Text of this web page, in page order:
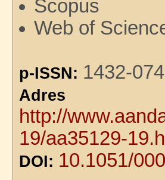
Scopus
Web of
p-ISSN: 1432-
http://
19/aa35129-
DOI: 10.1051/